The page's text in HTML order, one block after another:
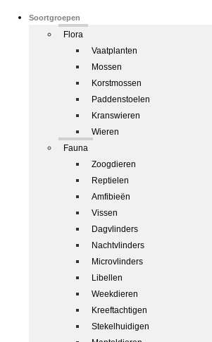
Soortgroepen
Flora
Vaatplanten
Mossen
Korstmossen
Paddenstoelen
Kranswieren
Wieren
Fauna
Zoogdieren
Reptielen
Amfibieën
Vissen
Dagvlinders
Nachtvlinders
Microvlinders
Libellen
Weekdieren
Kreeftachtigen
Stekelhuidigen